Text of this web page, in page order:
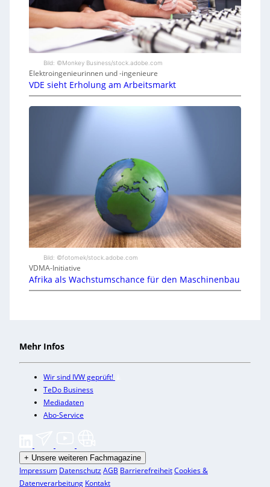
Bild: ©Monkey Business/stock.adobe.com
Elektroingenieurinnen und -ingenieure
VDE sieht Erholung am Arbeitsmarkt
Bild: ©fotomek/stock.adobe.com
VDMA-Initiative
Afrika als Wachstumschance für den Maschinenbau
Mehr Infos
Wir sind IVW geprüft!
TeDo Business
Mediadaten
Abo-Service
+ Unsere weiteren Fachmagazine
Impressum DatenschutzAGB BarrierefreiheitCookies &
Datenverarbeitung Kontakt